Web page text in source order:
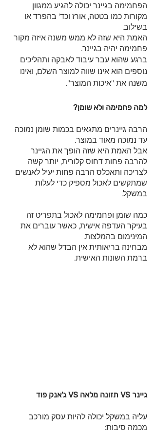
הפחמימה בגיינר יכולה להגיע ממגוון
מקורות כמו בטטה, אורז וכד' בהפרד או
בשילוב.
האמת היא שזה לא ממש משנה איזה מקור
פחמימה יהיה בגיינר.
ברגע שהוא עבר עיבוד לאבקה ותהליכים
נוספים הוא אינו שווה למוצר השלם, ואינו
משנה את "איכות המוצר".
למה פחמימה ולא שומן?
הרבה גיינרים מתגאים בכמות שומן נמוכה
עד נמוכה מאוד במוצר.
אבל האמת היא שזה הופך את הגיינר
להרבה פחות דחוס קלורית, יותר קשה
לצריכה ותאכלס הרבה פחות יעיל לאנשים
שמתקשים לאכול מספיק כדי לעלות
במשקל.
כמה שומן ופחמימה לאכול בתפריט זה
בעיקר העדפה אישית, כאשר עוברים את
המינימום בהמלצות.
מבחינה בריאותית אין הבדל שהוא לא
ברמת השונות האישית.
גיינר VS תזונה מלאה VS ג'אנק פוד
עליה במשקל יכולה להיות עסק מורכב
מכמה סיבות: